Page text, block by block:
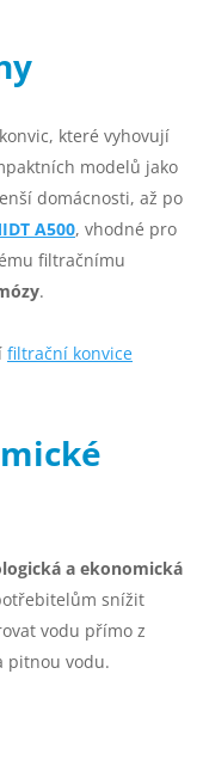
které vyhovují
modelů jako
domácnosti, až po
A500, vhodné pro
filtračnímu
.
filtrační konvice
a ekonomická
snížit
vodu přímo z
pitnou vodu.